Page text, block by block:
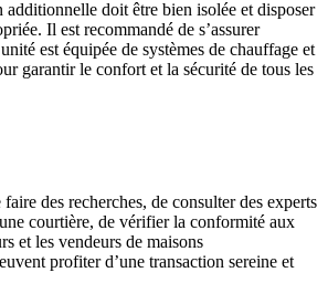
additionnelle doit être bien isolée et disposer
Il est recommandé de s’assurer
est équipée de systèmes de chauffage et
garantir le confort et la sécurité de tous les
des recherches, de consulter des experts
courtière, de vérifier la conformité aux
et les vendeurs de maisons
profiter d’une transaction sereine et